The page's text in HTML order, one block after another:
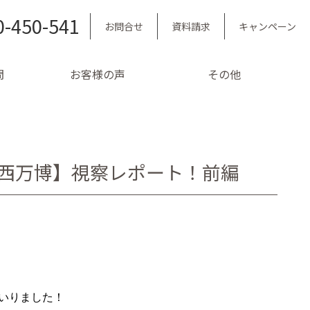
450-541 お問合せ 資料請求 キャンペーン
お客様の声 その他
万博】視察レポート！前編
りました！